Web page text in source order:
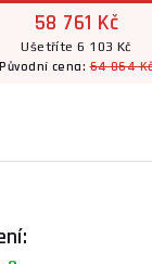
58 761 Kč
Ušetříte 6 103 Kč
Původní cena:64 864